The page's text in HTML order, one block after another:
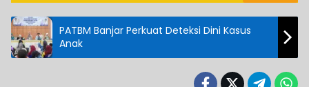
PATBM Banjar Perkuat Deteksi Dini Kasus
Anak